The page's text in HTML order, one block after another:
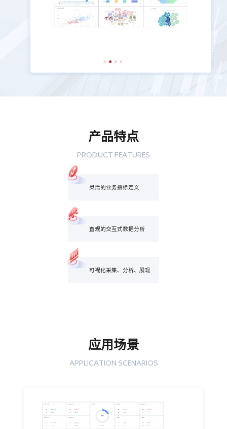
产品特点
PRODUCT FEATURES
灵活的业务指标定义
直观的交互式数据分析
可视化采集、分析、展现
应用场景
APPLICATION SCENARIOS